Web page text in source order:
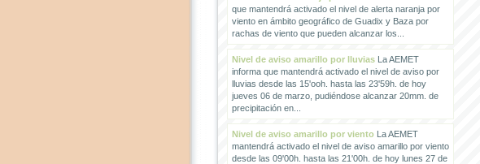
que mantendrá activado el nivel de alerta naranja por
viento en ámbito geográfico de Guadix y Baza por
rachas de viento que pueden alcanzar los...
Nivel de aviso amarillo por lluviasLa AEMET
informa que mantendrá activado el nivel de aviso por
lluvias desde las 15'ooh. hasta las 23'59h. de hoy
jueves 06 de marzo, pudiéndose alcanzar 20mm. de
precipitación en...
Nivel de aviso amarillo por vientoLa AEMET
mantendrá activado el nivel de aviso amarillo por viento
desde las 09'00h. hasta las 21'00h. de hoy lunes 27 de